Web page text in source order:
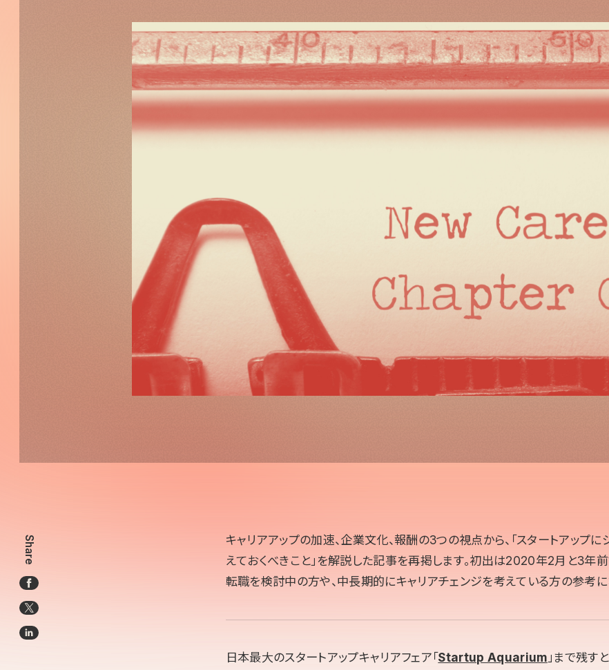
Share
キャリアアップの加速、企業文化、報酬の3つの視点から、「スタートアップに
えておくべきこと」を解説した記事を再掲します。初出は2020年2月と3年
転職を検討中の方や、中長期的にキャリアチェンジを考えている方の参考に
日本最大のスタートアップキャリアフェア「Startup Aquarium 」まで残す